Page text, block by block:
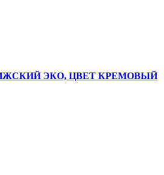
ЭКО, ЦВЕТ КРЕМОВЫЙ